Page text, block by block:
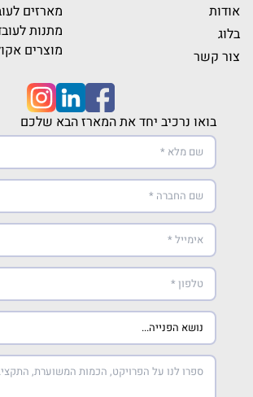
אודות
בלוג
צור קשר
מארזים
מתנות
מוצרים
בואו נרכיב יחד את המארז הבא שלכם